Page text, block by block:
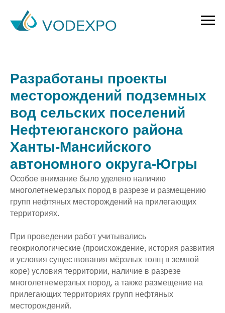
Разработаны проекты
месторождений подземных
вод сельских поселений
Нефтеюганского района
Ханты-Мансийского
автономного округа-Югры
Особое внимание было уделено наличию
многолетнемерзлых пород в разрезе и размещению
групп нефтяных месторождений на прилегающих
территориях.
При проведении работ учитывались
геокриологические (происхождение, история развития
и условия существования мёрзлых толщ в земной
коре) условия территории, наличие в разрезе
многолетнемерзлых пород, а также размещение на
прилегающих территориях групп нефтяных
месторождений.